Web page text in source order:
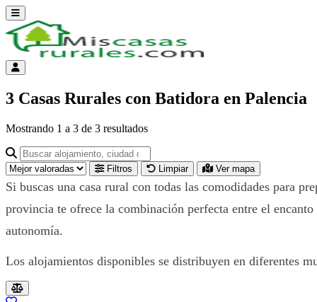
Abrir menú
Menú de cuenta
3 Casas Rurales con Batidora en Palencia
Mostrando 1 a 3 de 3 resultados
Buscar alojamiento, ciudad o provincia para ir a su página
Filtros Limpiar Ver mapa
Si buscas una casa rural con todas las comodidades para
provincia te ofrece la combinación perfecta entre el
autonomía.
Los alojamientos disponibles se distribuyen en diferentes
Resultados del listado